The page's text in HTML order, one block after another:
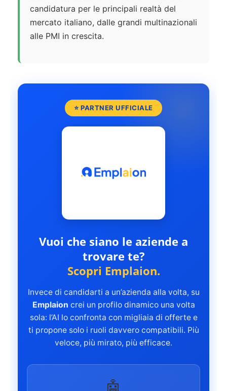
candidatura per le principali realtà del
mercato italiano, dalle grandi multinazionali
alle PMI in crescita.
⭐ PARTNER UFFICIALE
Vuoi che siano le aziende a
trovare te?
Scopri Emplaion.
Invece di candidarti a un’azienda alla volta, su
Emplaion crei un profilo dinamico una volta
sola: l’AI lo confronta con migliaia di offerte e
ti propone solo i ruoli davvero compatibili. Più
veloce, più mirato, più efficace.